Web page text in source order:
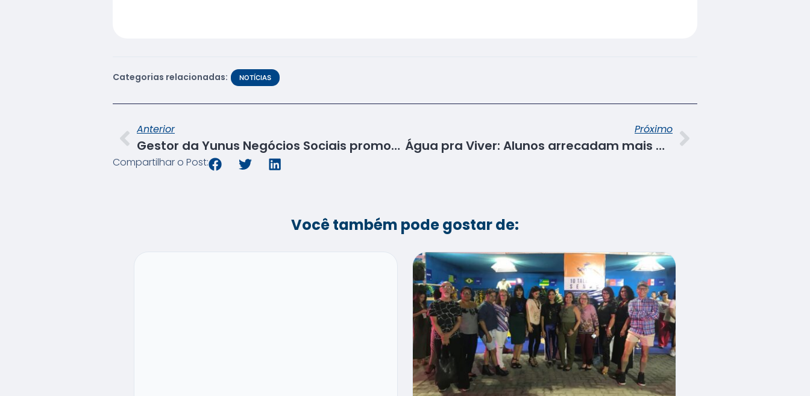
Categorias relacionadas: NOTÍCIAS
Anterior
Gestor da Yunus Negócios Sociais promove palestra no Senac
Próximo
Água pra Viver: Alunos arrecadam mais de 23 mil litros
Compartilhar o Post:
Você também pode gostar de: